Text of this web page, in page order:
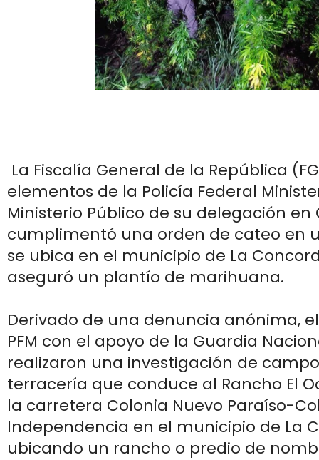
La Fiscalía General de la República
elementos de la Policía Federal
Ministerio Público de su delegación en
cumplimentó una orden de cateo en
se ubica en el municipio de La
aseguró un plantío de marihuana.
Derivado de una denuncia anónima,
PFM con el apoyo de la Guardia
realizaron una investigación de
terracería que conduce al Rancho El
la carretera Colonia Nuevo Paraíso-
Independencia en el municipio de La
ubicando un rancho o predio de